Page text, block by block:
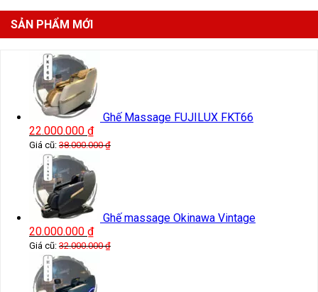
SẢN PHẨM MỚI
Ghế Massage FUJILUX FKT66
22.000.000 ₫
Giá cũ: 38.000.000₫
Ghế massage Okinawa Vintage
20.000.000 ₫
Giá cũ: 32.000.000₫